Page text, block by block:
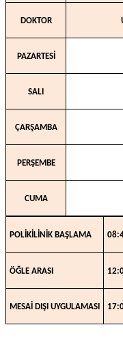
DOKTOR
PAZARTESİ
SALI
ÇARŞAMBA
PERŞEMBE
CUMA
POLİKİLİNİK BAŞLAMA
ÖĞLE ARASI
MESAİ DIŞI UYGULAMASI